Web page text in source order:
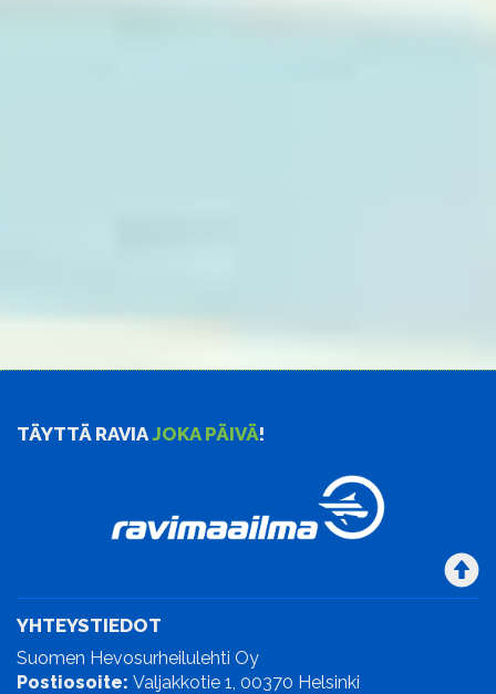
TÄYTTÄ RAVIAJOKA PÄIVÄ!
YHTEYSTIEDOT
Suomen Hevosurheilulehti Oy
Postiosoite: Valjakkotie 1, 00370 Helsinki